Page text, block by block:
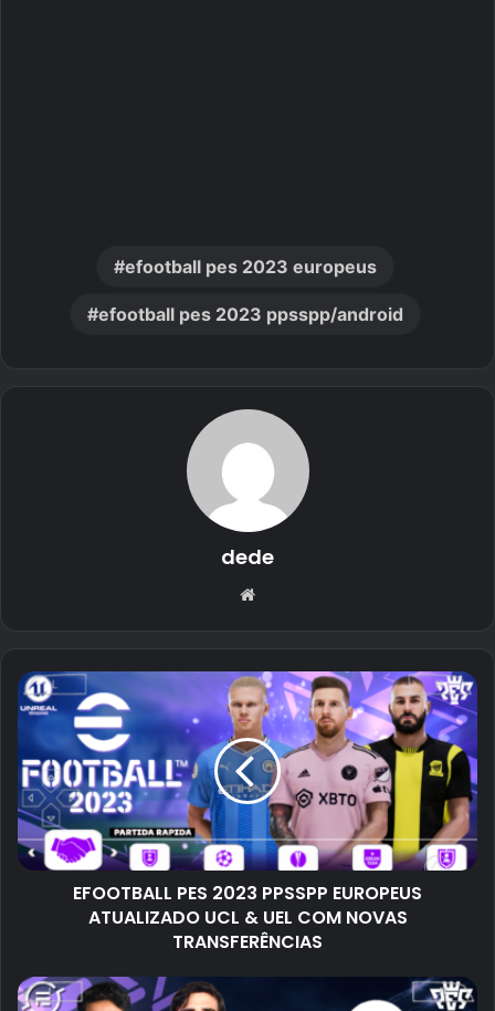
efootball pes 2023 europeus
efootball pes 2023 ppsspp/android
dede
Website
EFOOTBALL PES 2023 PPSSPP EUROPEUS
ATUALIZADO UCL & UEL COM NOVAS
TRANSFERÊNCIAS